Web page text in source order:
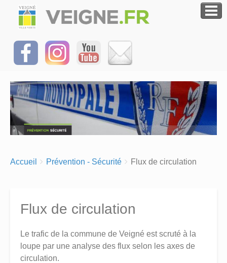
Breadcrumbs
You
Accueil Prévention - Sécurité Flux de circulation
Flux de circulation
Le trafic de la commune de Veigné est scruté à la
loupe par une analyse des flux selon les axes de
circulation.